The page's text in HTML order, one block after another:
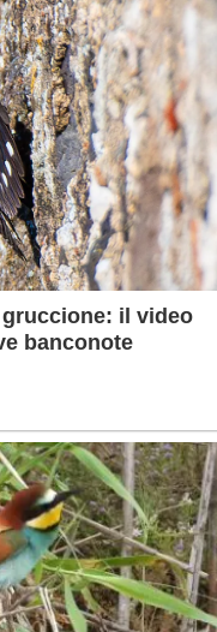
il video
banconote